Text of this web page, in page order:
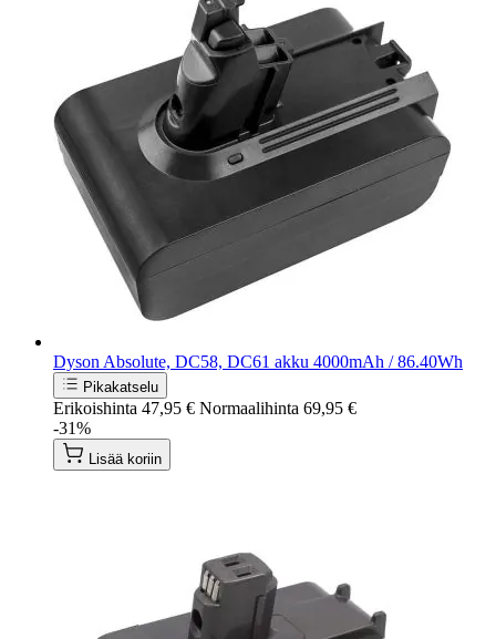
Dyson Absolute, DC58, DC61 akku 4000mAh / 86.40Wh
Pikakatselu
Erikoishinta 47,95 € Normaalihinta 69,95 €
-31%
Lisää koriin